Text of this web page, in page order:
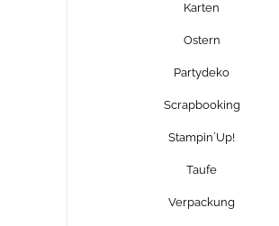
Karten
Ostern
Partydeko
Scrapbooking
Stampin´Up!
Taufe
Verpackung